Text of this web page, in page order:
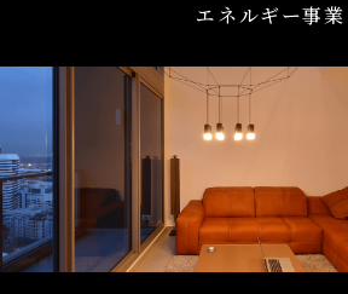
エネルギー事業